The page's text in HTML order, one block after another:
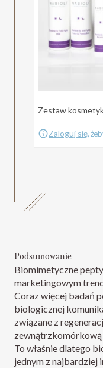
Zestaw
Zaloguj się,
Podsumowanie
Biomimetyczne
marketingowym
Coraz więcej badań
biologicznej
związane z
zewnątrzkomórkową
To właśnie dlatego
jednym z najbardziej